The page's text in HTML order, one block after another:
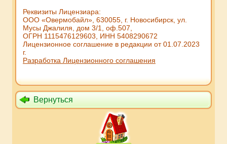
Реквизиты Лицензиара:
ООО «Овермобайл», 630055, г. Новосибирск, ул.
Мусы Джалиля, дом 3/1, оф.507,
ОГРН 1115476129603, ИНН 5408290672
Лицензионное соглашение в редакции от 01.07.2023
г.
Разработка Лицензионного соглашения
Вернуться